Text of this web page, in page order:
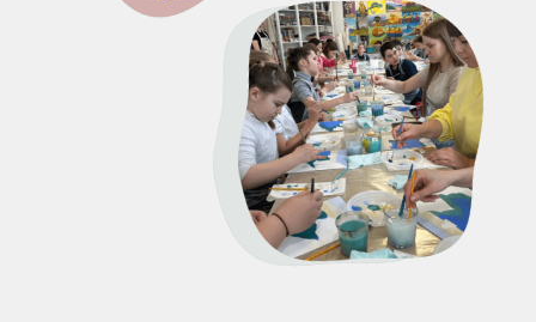
Заказать мероприятие
2500
мероприятия
₽ /час